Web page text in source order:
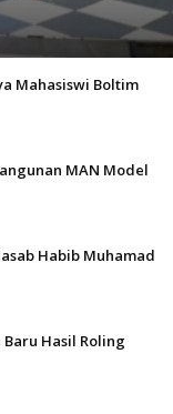
Mahasiswi Boltim
MAN Model
Habib Muhamad
Hasil Roling